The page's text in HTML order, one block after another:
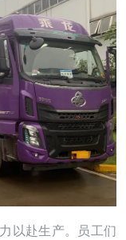
以赴生产。员工们